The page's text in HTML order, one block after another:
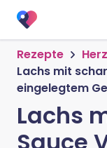
Rezepte
Lachs mit
eingelegtem
Lachs